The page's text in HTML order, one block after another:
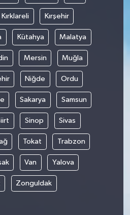
Kırklareli Kırşehir
Kütahya Malatya
Mersin Muğla
Niğde Ordu
Sakarya Samsun
Sinop Sivas
Tokat Trabzon
Van Yalova
Zonguldak